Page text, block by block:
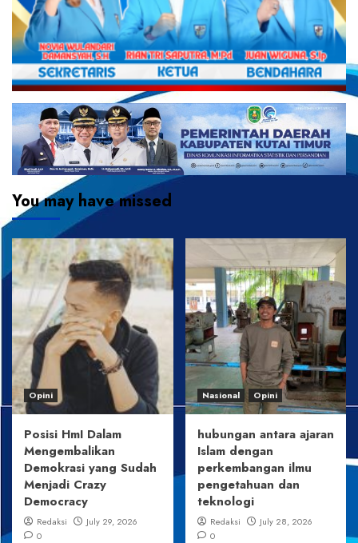
You may have missed
Opini
Posisi HmI Dalam
Mengembalikan
Demokrasi yang Sudah
Menjadi Crazy
Democracy
Redaksi
July 29, 2026
0
Nasional Opini
hubungan antara ajaran
Islam dengan
perkembangan ilmu
pengetahuan dan
teknologi
Redaksi
July 28, 2026
0